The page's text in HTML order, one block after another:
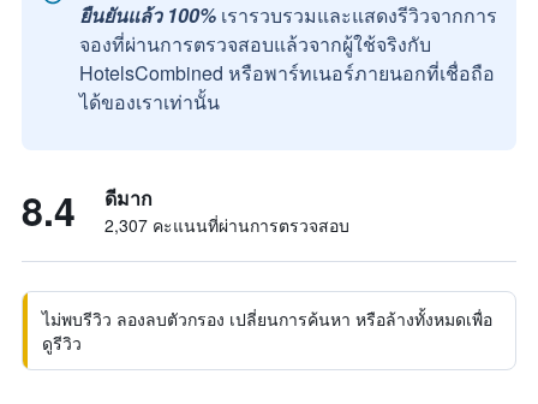
ยืนยันแล้ว 100% เรารวบรวมและแสดงรีวิวจากการ
จองที่ผ่านการตรวจสอบแล้วจากผู้ใช้จริงกับ
HotelsCombined หรือพาร์ทเนอร์ภายนอกที่เชื่อถือ
ได้ของเราเท่านั้น
8.4 ดีมาก
2,307 คะแนนที่ผ่านการตรวจสอบ
ไม่พบรีวิว ลองลบตัวกรอง เปลี่ยนการค้นหา หรือล้างทั้งหมดเพื่อ
ดูรีวิว